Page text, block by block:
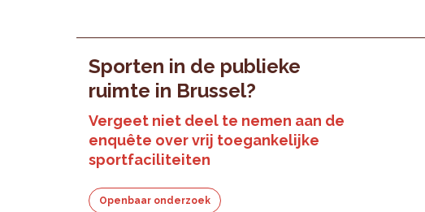
Sporten in de publieke
ruimte in Brussel?
Vergeet niet deel te nemen aan de
enquête over vrij toegankelijke
sportfaciliteiten
Openbaar onderzoek